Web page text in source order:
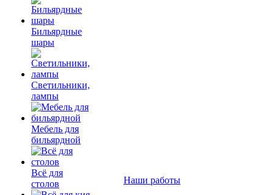
Бильярдные
шары
Светильники,
лампы
Мебель для
бильярдной
Всё для
столов
Наши работы